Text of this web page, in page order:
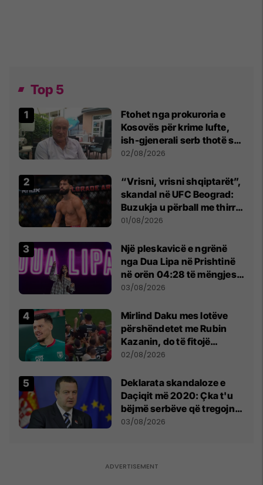
Top 5
Ftohet nga prokuroria e
Kosovës për krime lufte,
ish-gjenerali serb thotë se
dikush e tradhtoi në
02/08/2026
“Vrisni, vrisni shqiptarët”,
skandal në UFC Beograd:
Buzukja u përball me thirrje
anti-shqiptare nga
01/08/2026
Një pleskavicë e ngrënë
nga Dua Lipa në Prishtinë
në orën 04:28 të mëngjesit
- dhe bota digjitale serbe
03/08/2026
Mirlind Daku mes lotëve
përshëndetet me Rubin
Kazanin, do të fitojë
miliona te Spartak Moska
02/08/2026
​Deklarata skandaloze e
Daçiqit më 2020: Çka t'u
bëjmë serbëve që tregojnë
ku janë varrosur shqiptarët
03/08/2026